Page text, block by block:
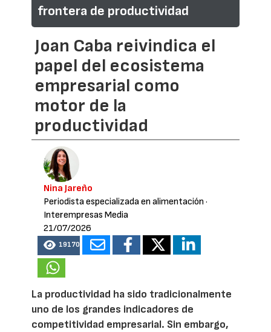
frontera de productividad
Joan Caba reivindica el
papel del ecosistema
empresarial como
motor de la
productividad
Nina Jareño
Periodista especializada en alimentación ·
Interempresas Media
21/07/2026
19170
La productividad ha sido tradicionalmente
uno de los grandes indicadores de
competitividad empresarial. Sin embargo,